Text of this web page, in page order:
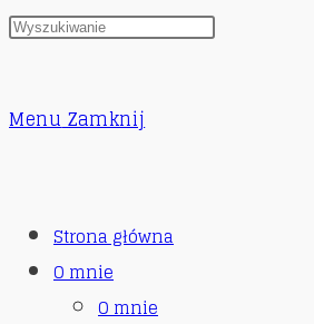
Menu Zamknij
Strona główna
O mnie
O mnie